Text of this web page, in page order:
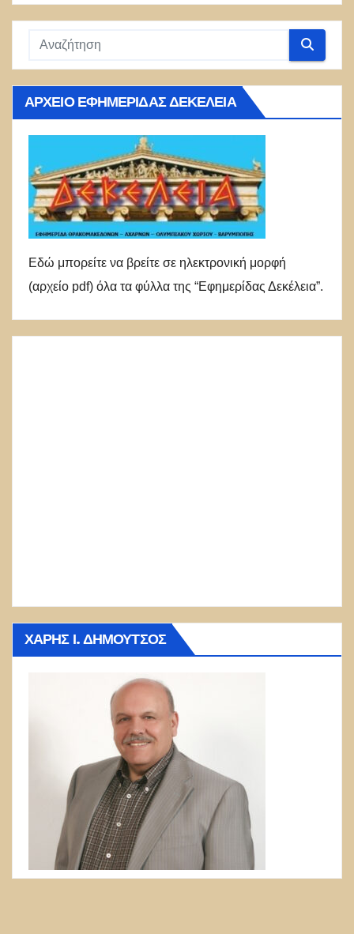
ΑΡΧΕΊΟ ΕΦΗΜΕΡΊΔΑΣ ΔΕΚΈΛΕΙΑ
Εδώ μπορείτε να βρείτε σε ηλεκτρονική μορφή
(αρχείο pdf) όλα τα φύλλα της “Εφημερίδας Δεκέλεια”.
ΧΆΡΗΣ Ι. ΔΗΜΟΎΤΣΟΣ